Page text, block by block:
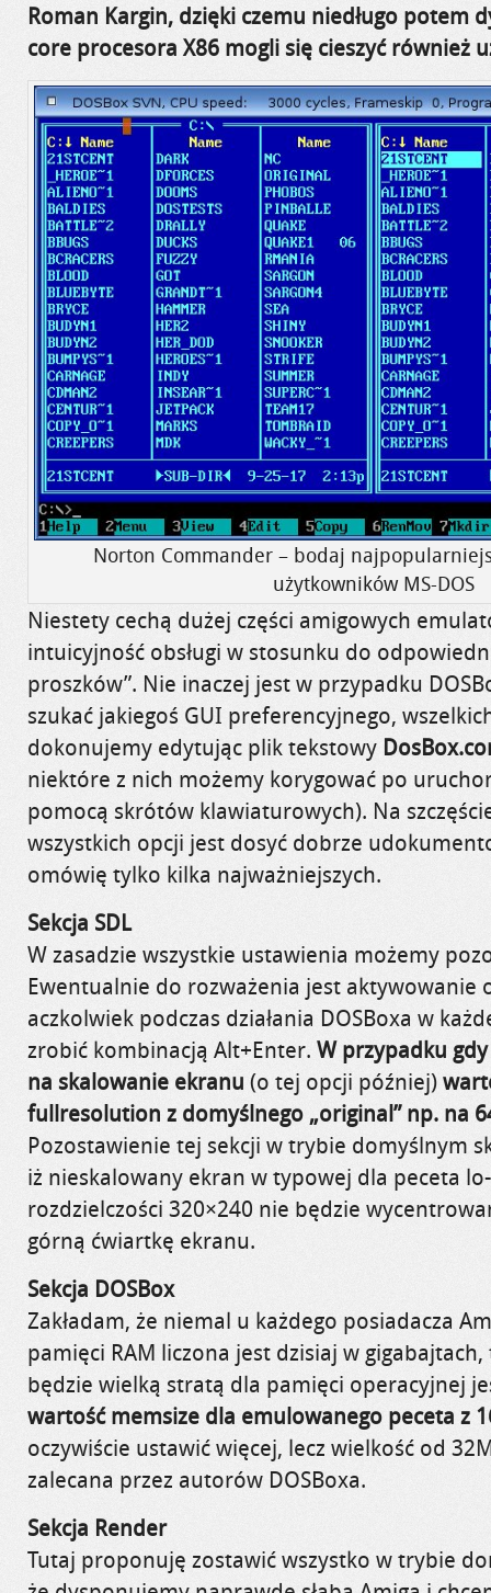
Roman Kargin, dzięki czemu niedługo potem
core procesora X86 mogli się cieszyć również
Norton Commander – bodaj
użytkowników MS-DOS
Niestety cechą dużej części amigowych
intuicyjność obsługi w stosunku do
proszków”. Nie inaczej jest w przypadku
szukać jakiegoś GUI preferencyjnego,
dokonujemy edytując plik tekstowy
niektóre z nich możemy korygować po
pomocą skrótów klawiaturowych). Na
wszystkich opcji jest dosyć dobrze
omówię tylko kilka najważniejszych.
Sekcja SDL
W zasadzie wszystkie ustawienia możemy
Ewentualnie do rozważenia jest aktywowanie
aczkolwiek podczas działania DOSBoxa w
zrobić kombinacją Alt+Enter. W przypadku
na skalowanie ekranu (o tej opcji później)
fullresolution z domyślnego „original” np. na
Pozostawienie tej sekcji w trybie domyślnym
iż nieskalowany ekran w typowej dla peceta
rozdzielczości 320×240 nie będzie
górną ćwiartkę ekranu.
Sekcja DOSBox
Zakładam, że niemal u każdego posiadacza
pamięci RAM liczona jest dzisiaj w
będzie wielką stratą dla pamięci operacyjnej
wartość memsize dla emulowanego peceta z
oczywiście ustawić więcej, lecz wielkość od
zalecana przez autorów DOSBoxa.
Sekcja Render
Tutaj proponuję zostawić wszystko w trybie